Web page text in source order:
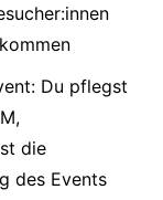
Du pflegst
die
des Events